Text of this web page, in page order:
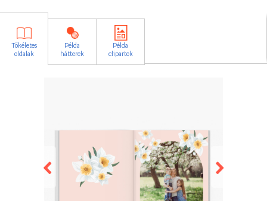
Tökéletes
oldalak
Példa
hátterek
Példa
clipartok